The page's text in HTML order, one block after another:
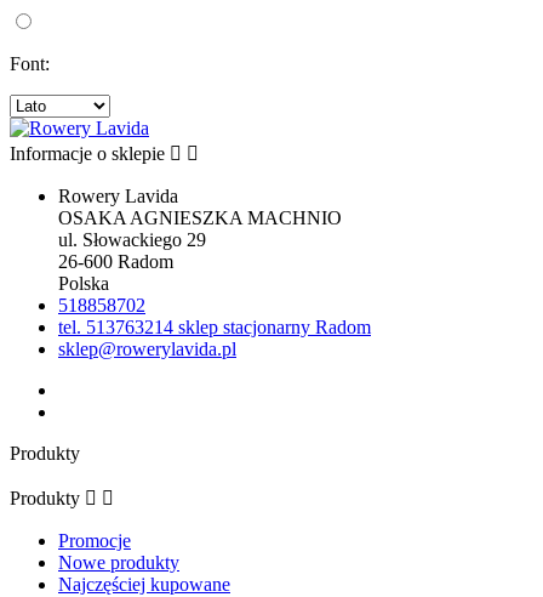
Font:
Informacje o sklepie  
Rowery Lavida
OSAKA AGNIESZKA MACHNIO
ul. Słowackiego 29
26-600 Radom
Polska
518858702
tel. 513763214 sklep stacjonarny Radom
sklep@rowerylavida.pl
Produkty
Produkty  
Promocje
Nowe produkty
Najczęściej kupowane